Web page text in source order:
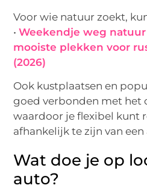
Voor wie natuur zoekt,
•Weekendje weg
mooiste plekken voor
(2026)
Ook kustplaatsen en
goed verbonden met het
waardoor je flexibel kunt
afhankelijk te zijn van een
Wat doe je op
auto?